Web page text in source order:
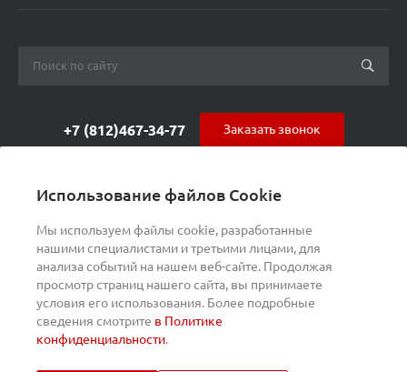
Использование файлов Cookie
Мы используем файлы cookie, разработанные
нашими специалистами и третьими лицами, для
анализа событий на нашем веб-сайте. Продолжая
просмотр страниц нашего сайта, вы принимаете
условия его использования. Более подробные
сведения смотрите в Политике
конфиденциальности.
+7 (812)467-34-77
ул. Курчатова 9 (БЦ МАГНЕТОН)
Заказать звонок